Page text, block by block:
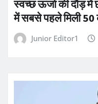
स्वच्छ ऊर्जा की दौड़ में
में सबसे पहले मिली 50
Junior Editor1